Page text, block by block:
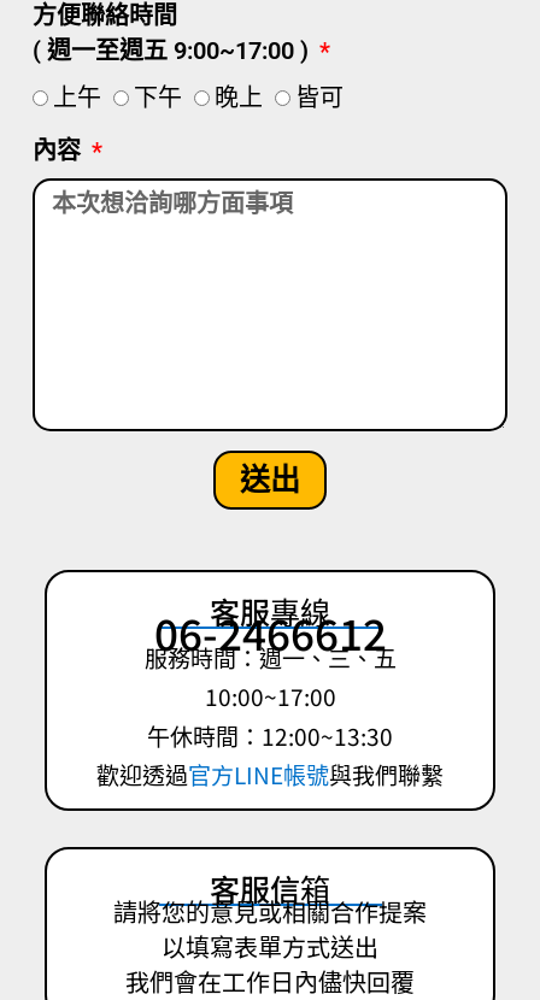
方便聯絡時間
( 週一至週五 9:00~17:00 )
上午
下午 晚上
皆可
內容
送出
客服專線
06-2466612
服務時間：週一、三、五
10:00~17:00
午休時間：12:00~13:30
歡迎透過官方LINE帳號與我們聯繫
客服信箱
請將您的意見或相關合作提案
以填寫表單方式送出
我們會在工作日內儘快回覆